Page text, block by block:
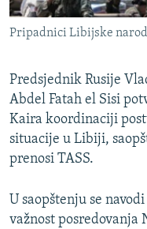
VIŠE OD NASLOVA
GENOCID U SREBRENICI
POPLAVE I KLIZIŠTA U BIH
TV LIBERTY
POST SCRIPTUM
MOJA EVROPA
SVE KARTE DEJTONA
PRATITE NAS
Sve RFE/RL stranice
Pripadnici Libijske
Predsjednik Rusije
Abdel Fatah el Sisi
Kaira koordinaciji
situacije u Libiji,
prenosi TASS.
U saopštenju se
važnost posredovanja